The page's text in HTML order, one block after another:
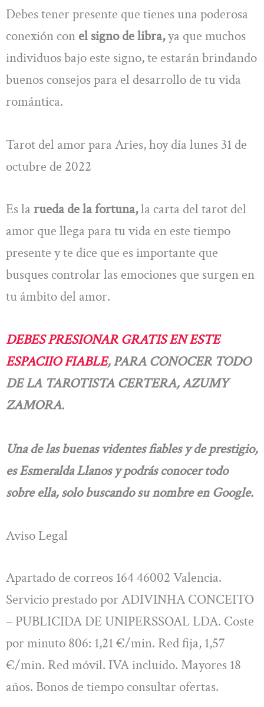
Debes tener presente que tienes una poderosa
conexión con el signo de libra,ya que muchos
individuos bajo este signo, te estarán brindando
buenos consejos para el desarrollo de tu vida
romántica.
Tarot del amor para Aries, hoy día lunes 31 de
octubre de 2022
Es la rueda de la fortuna,la carta del tarot del
amor que llega para tu vida en este tiempo
presente y te dice que es importante que
busques controlar las emociones que surgen en
tu ámbito del amor.
DEBES PRESIONAR GRATIS EN ESTE
ESPACIIO FIABLE, PARA CONOCER TODO
DE LA TAROTISTA CERTERA, AZUMY
ZAMORA.
Una de las buenas videntes fiables y de prestigio,
es Esmeralda Llanos y podrás conocer todo
sobre ella, solo buscando su nombre en Google.
Aviso Legal
Apartado de correos 164 46002 Valencia.
Servicio prestado por ADIVINHA CONCEITO
– PUBLICIDA DE UNIPERSSOAL LDA. Coste
por minuto 806: 1,21 €/min. Red fija, 1,57
€/min. Red móvil. IVA incluido. Mayores 18
años. Bonos de tiempo consultar ofertas.